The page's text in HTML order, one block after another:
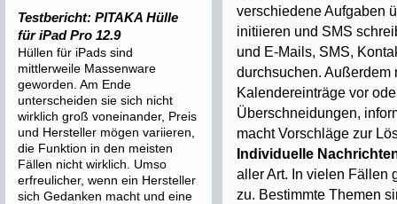
verschiedene Aufgaben
initiieren und SMS
und E-Mails, SMS,
durchsuchen. Außerdem
Kalendereinträge vor
Überschneidungen,
macht Vorschläge zur
Individuelle
aller Art. In vielen Fällen
zu. Bestimmte Themen
Testbericht: PITAKA Hülle
für iPad Pro 12.9
Hüllen für iPads sind
mittlerweile Massenware
geworden. Am Ende
unterscheiden sie sich nicht
wirklich groß voneinander, Preis
und Hersteller mögen variieren,
die Funktion in den meisten
Fällen nicht wirklich. Umso
erfreulicher, wenn ein Hersteller
sich Gedanken macht und eine